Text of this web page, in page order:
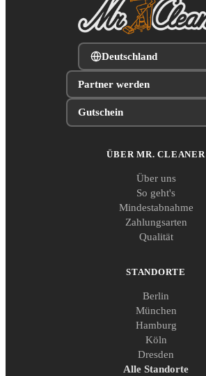
Deutschland
Partner werden
Gutschein
ÜBER MR. CLEANER
Über uns
So geht's
Mindestabnahme
Zahlungsarten
Qualität
STANDORTE
Berlin
München
Hamburg
Köln
Dresden
Alle Standorte